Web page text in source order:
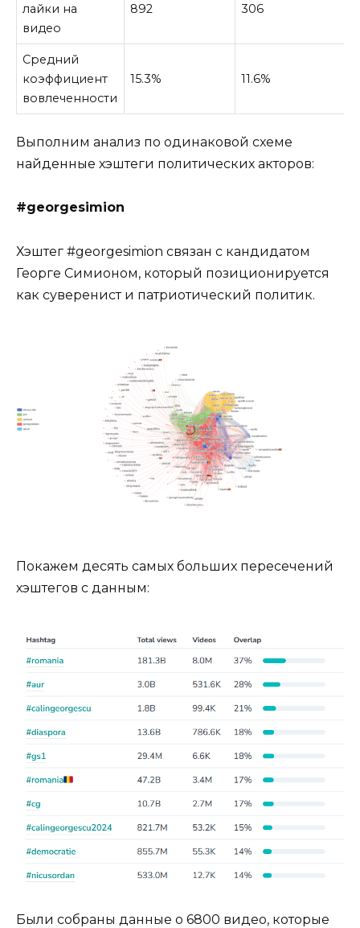
лайки на
видео
892 306
Средний
коэффициент
вовлеченности
15.3% 11.6%
Выполним анализ по одинаковой схеме
найденные хэштеги политических акторов:
#georgesimion
Хэштег #georgesimion связан с кандидатом
Георге Симионом, который позиционируется
как суверенист и патриотический политик.
Покажем десять самых больших пересечений
хэштегов с данным:
Были собраны данные о 6800 видео, которые